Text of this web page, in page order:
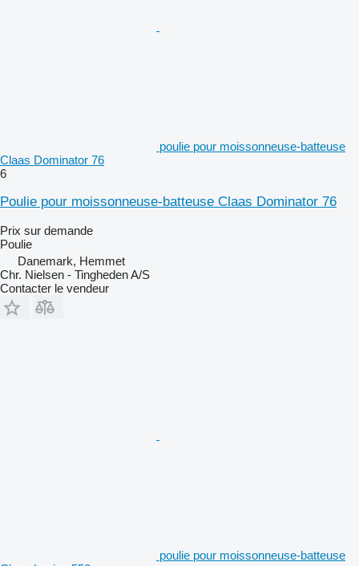
poulie pour moissonneuse-batteuse
Claas Dominator 76
6
Poulie pour moissonneuse-batteuse Claas Dominator 76
Prix sur demande
Poulie
Danemark, Hemmet
Chr. Nielsen - Tingheden A/S
Contacter le vendeur
poulie pour moissonneuse-batteuse